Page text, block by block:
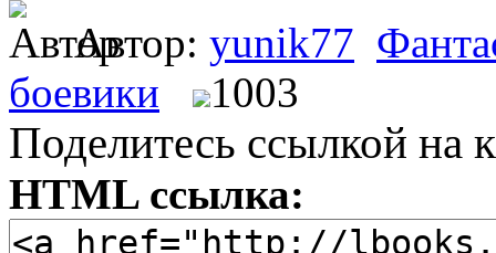
Автор: yunik77
боевики
1003
Поделитесь ссылкой на
HTML ссылка: